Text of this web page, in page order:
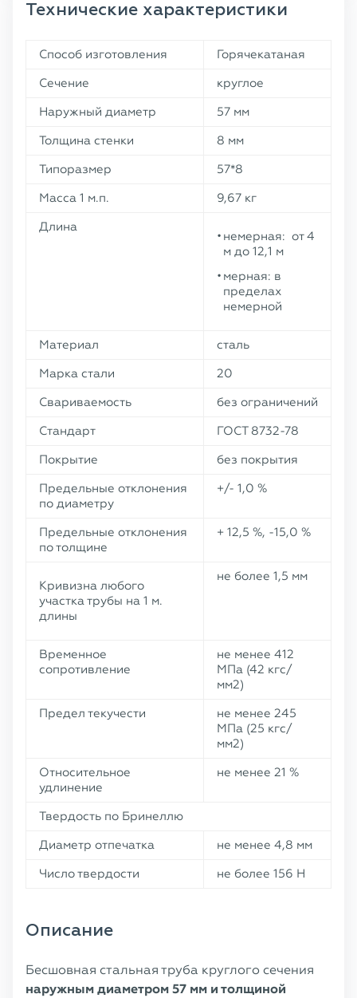
Технические характеристики
Способ изготовления
Горячекатаная
Сечение
круглое
Наружный диаметр
57 мм
Толщина стенки
8 мм
Типоразмер
57*8
Масса 1 м.п.
9,67 кг
Длина
немерная: от 4
м до 12,1 м
мерная: в
пределах
немерной
Материал
сталь
Марка стали
20
Свариваемость
без ограничений
Стандарт
ГОСТ 8732-78
Покрытие
без покрытия
Предельные отклонения
по диаметру
+/- 1,0 %
Предельные отклонения
по толщине
+ 12,5 %, -15,0 %
Кривизна любого
участка трубы на 1 м.
длины
не более 1,5 мм
Временное
сопротивление
не менее 412
МПа (42 кгс/
мм2)
Предел текучести
не менее 245
МПа (25 кгс/
мм2)
Относительное
удлинение
не менее 21 %
Твердость по Бринеллю
Диаметр отпечатка
не менее 4,8 мм
Число твердости
не более 156 Н
Описание
Бесшовная стальная труба круглого сечения
наружным диаметром 57 мм и толщиной